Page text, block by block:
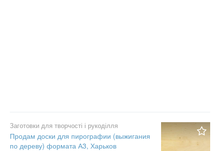
Заготовки для творчості і рукоділля
Продам доски для пирографии (выжигания
по дереву) формата А3, Харьков